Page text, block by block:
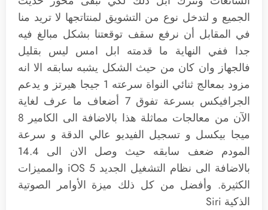
الجميع و لتدخل نوع من التشويق لمنتاتجها لا تريد منا
في المقابل أن نرفع سقف توقعتنا بشكل مبالغ فيه
جدا ففي النهاية ما قدمته ابل امس ليس بقليل
فالجهاز وان كان من حيث الشكل يشبه سابقه الا انه
مزود بمعالج ثنائي النواة سرعته 1 جيجا هيرتز و يدعم
الجرافيكس بسرعة تفوق 7 أضعاف ما عرف لغاية
الآن من معالجات مماثلة هذا بالاضافة الى الكامير 8
ميجا بيكسل و تسجيل الفيديو عالي الدقة و سرعة
المودم ضعف سابقه حيث وصل الان الى 14.4
بالاضافة الى نظام التشغيل الجديد iOS 5 والمميزات
الكثيرة. وأفضل من كل ذلك ميزة الأوامر الصوتية
الذكية Siri